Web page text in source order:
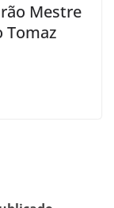
Mestre
Tomaz